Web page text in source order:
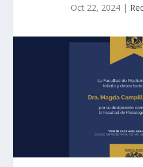
Oct 22, 2024 |